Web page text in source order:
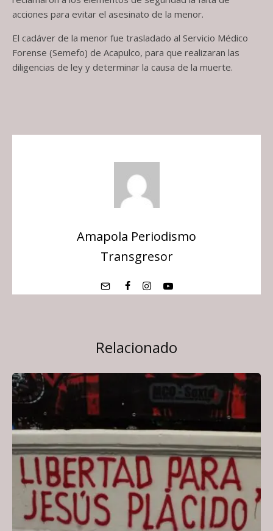
acciones para evitar el asesinato de la menor.
El cadáver de la menor fue trasladado al Servicio Médico
Forense (Semefo) de Acapulco, para que realizaran las
diligencias de ley y determinar la causa de la muerte.
Amapola Periodismo
Transgresor
Relacionado